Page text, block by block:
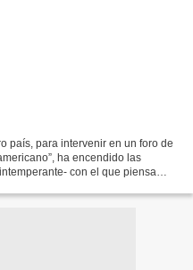
país, para intervenir en un foro de
ha encendido las
con el que piensa